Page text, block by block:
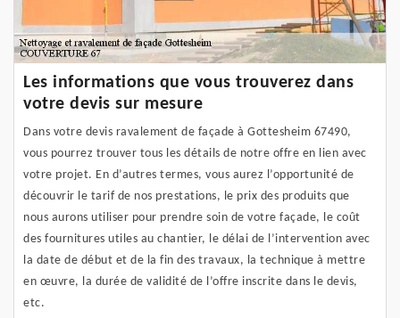
Les informations que vous trouverez dans
votre devis sur mesure
Dans votre devis ravalement de façade à Gottesheim 67490,
vous pourrez trouver tous les détails de notre offre en lien avec
votre projet. En d’autres termes, vous aurez l’opportunité de
découvrir le tarif de nos prestations, le prix des produits que
nous aurons utiliser pour prendre soin de votre façade, le coût
des fournitures utiles au chantier, le délai de l’intervention avec
la date de début et de la fin des travaux, la technique à mettre
en œuvre, la durée de validité de l’offre inscrite dans le devis,
etc.